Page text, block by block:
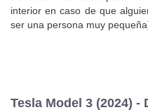
un botón iluminado para la
interior en caso de que